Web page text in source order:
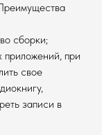
сборки;
приложений, при
свое
записи в